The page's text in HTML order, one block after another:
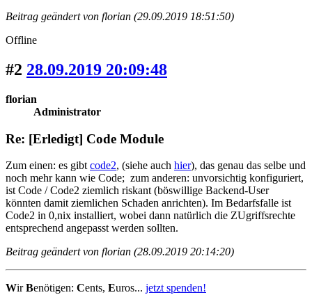
Beitrag geändert von florian (29.09.2019 18:51:50)
Offline
#2 28.09.2019 20:09:48
florian
Administrator
Re: [Erledigt] Code Module
Zum einen: es gibt code2, (siehe auch hier), das genau das selbe und
noch mehr kann wie Code; zum anderen: unvorsichtig konfiguriert,
ist Code / Code2 ziemlich riskant (böswillige Backend-User
könnten damit ziemlichen Schaden anrichten). Im Bedarfsfalle ist
Code2 in 0,nix installiert, wobei dann natürlich die ZUgriffsrechte
entsprechend angepasst werden sollten.
Beitrag geändert von florian (28.09.2019 20:14:20)
WirBenötigen: Cents, Euros... jetzt spenden!